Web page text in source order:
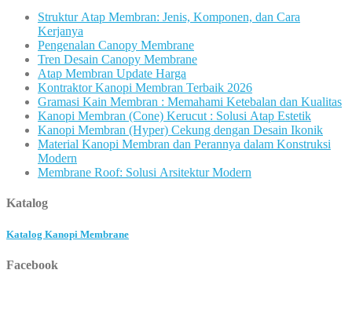
Struktur Atap Membran: Jenis, Komponen, dan Cara
Kerjanya
Pengenalan Canopy Membrane
Tren Desain Canopy Membrane
Atap Membran Update Harga
Kontraktor Kanopi Membran Terbaik 2026
Gramasi Kain Membran : Memahami Ketebalan dan Kualitas
Kanopi Membran (Cone) Kerucut : Solusi Atap Estetik
Kanopi Membran (Hyper) Cekung dengan Desain Ikonik
Material Kanopi Membran dan Perannya dalam Konstruksi
Modern
Membrane Roof: Solusi Arsitektur Modern
Katalog
Katalog Kanopi Membrane
Facebook